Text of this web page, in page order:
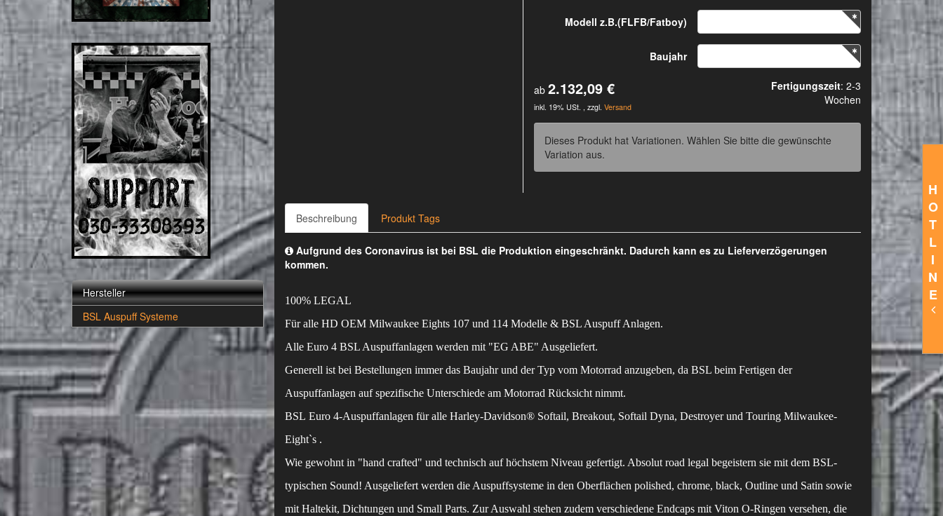
H
O
T
L
I
N
E
Modell z.B.(FLFB/Fatboy)
Baujahr
ab2.132,09 €
inkl. 19% USt. , zzgl.Versand
Fertigungszeit: 2-3
Wochen
Dieses Produkt hat Variationen. Wählen Sie bitte die gewünschte
Variation aus.
Beschreibung Produkt Tags
Aufgrund des Coronavirus ist bei BSL die Produktion eingeschränkt. Dadurch kann es zu Lieferverzögerungen
kommen.
100% LEGAL
Für alle HD OEM Milwaukee Eights 107 und 114 Modelle & BSL Auspuff Anlagen.
Alle Euro 4 BSL Auspuffanlagen werden mit "EG ABE" Ausgeliefert.
Generell ist bei Bestellungen immer das Baujahr und der Typ vom Motorrad anzugeben, da BSL beim Fertigen der
Auspuffanlagen auf spezifische Unterschiede am Motorrad Rücksicht nimmt.
BSL Euro 4-Auspuffanlagen für alle Harley-Davidson® Softail, Breakout, Softail Dyna, Destroyer und Touring Milwaukee-
Eight`s .
Wie gewohnt in "hand crafted" und technisch auf höchstem Niveau gefertigt. Absolut road legal begeistern sie mit dem BSL-
typischen Sound! Ausgeliefert werden die Auspuffsysteme in den Oberflächen polished, chrome, black, Outline und Satin sowie
mit Haltekit, Dichtungen und Small Parts. Zur Auswahl stehen zudem verschiedene Endcaps mit Viton O-Ringen versehen, die
Hersteller
BSL Auspuff Systeme